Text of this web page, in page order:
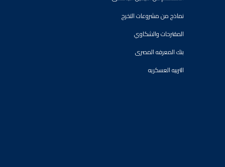
نماذج من مشروعات التخرج
المقترحات والشكاوي
بنك المعرفه المصرى
التربيه العسكريه